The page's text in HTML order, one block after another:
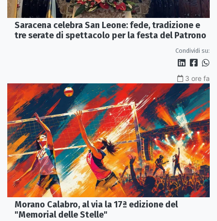
Saracena celebra San Leone: fede, tradizione e
tre serate di spettacolo per la festa del Patrono
Condividi su:
3 ore fa
Morano Calabro, al via la 17ª edizione del
"Memorial delle Stelle"